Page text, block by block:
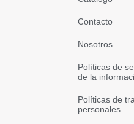
Contacto
Nosotros
Políticas de
de la
Políticas de
personales